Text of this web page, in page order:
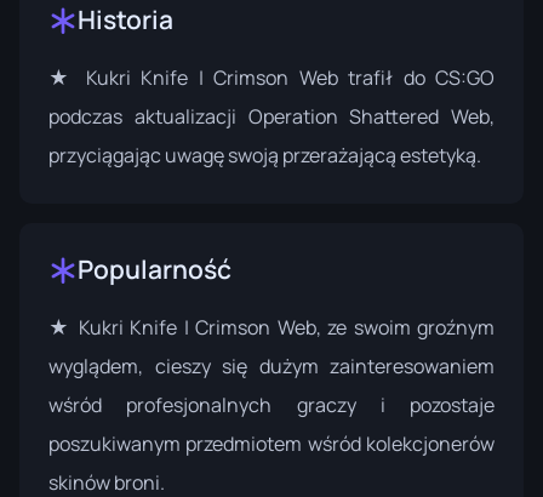
Historia
★ Kukri Knife | Crimson Web trafił do CS:GO
podczas aktualizacji Operation Shattered Web,
przyciągając uwagę swoją przerażającą estetyką.
Popularność
★ Kukri Knife | Crimson Web, ze swoim groźnym
wyglądem, cieszy się dużym zainteresowaniem
wśród profesjonalnych graczy i pozostaje
poszukiwanym przedmiotem wśród kolekcjonerów
skinów broni.